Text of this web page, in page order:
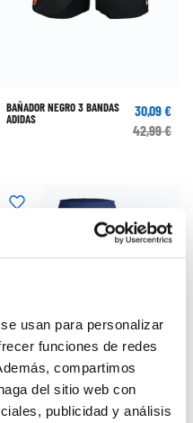
usan para personalizar
funciones de redes
compartimos
del sitio web con
publicidad y análisis
BAÑADOR NEGRO 3 BANDAS
ADIDAS
30,09 €
42,99 €